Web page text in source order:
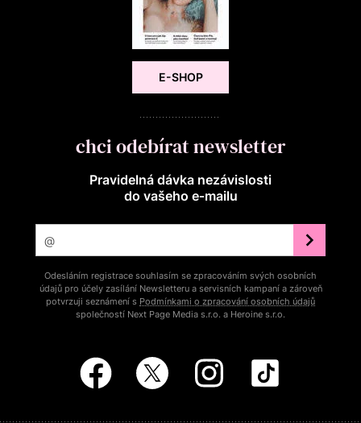
E-SHOP
chci odebírat newsletter
Pravidelná dávka nezávislosti
do vašeho e‑mailu
Odesláním registrace souhlasím se zpracováním svých osobních
údajů pro účely zasílání Newsletteru a servisních kampaní a zároveň
potvrzuji seznámení s Podmínkami o zpracování osobních údajů
společností Next Page Media s.r.o. a Heroine s.r.o.